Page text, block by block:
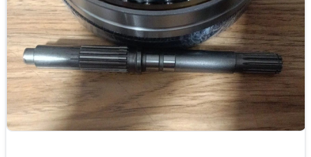
Bosch Rexroth A10VSO18: Надежность и точность в каждой
детали. Гидравлика — это сердце вашей техники, а аксиально-
поршневой насос Bosch Rexroth A10VSO18 — это ее надежный
мотор. Однако даже эталонная надежность требует
своевременного обслуживания. Когда приходит время ремонта,
выбор правильных комплектующих становится критическим
фактором, определяющим ресурс и производительность всей
гидросистемы. Что мы предлагаем? В нашем ассортименте
представлен полный перечень запчастей для насоса серии
A10VSO18 (включая модификации /31). Это идеальное решение